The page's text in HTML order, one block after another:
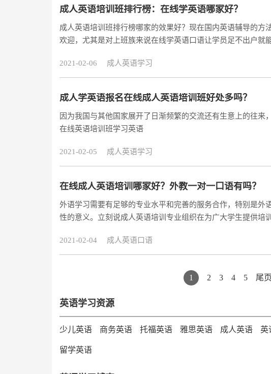
成人英语培训班排行榜：在线学英语哪家好？
成人英语培训班排行榜哪家的效果好？现在国内英语辅导的方
欢迎，尤其是对上班族来说在线学英语口语让学员足不出户就
接纳在线学英语这种方式之后，国内的在线英语培训机构也如
市场鱼龙混杂。要想选出靠谱的成人英语培训班排行榜还需多
2021-02-06 成人英语学习
成人学英语报名在线成人英语培训班好处多吗？
因为我国与其他国家展开了日渐频繁的交流还有生意上的往来
在线英语培训班学习英语
2021-02-05 成人英语学习
在线成人英语培训哪家好？外教一对一口语有吗？
外语学习需要有足够的专业水平和完善的服务合作，特别是外
性的意义。立刻说成人英语培训专业组织在为广大学生提供培
很多成年人也特别喜欢，作为外教课的最佳答案值得。
2021-02-04 成人英语口语
1 2 3 4 5 尾页
英语学习资源
少儿英语 商务英语 托福英语 雅思英语 成人英语 英
留学英语